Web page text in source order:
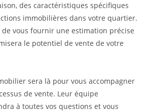
des caractéristiques spécifiques
immobilières dans votre quartier.
vous fournir une estimation précise
le potentiel de vente de votre
sera là pour vous accompagner
de vente. Leur équipe
à toutes vos questions et vous